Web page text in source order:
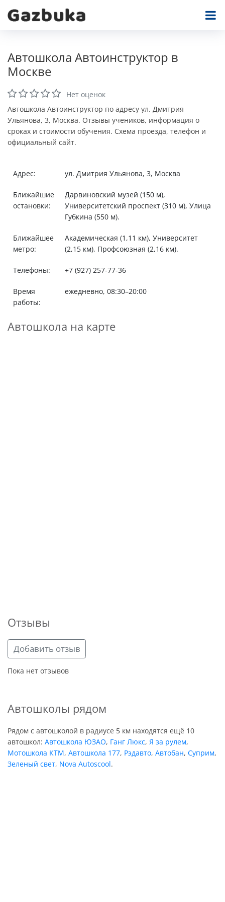
Автошкола Автоинструктор в
Москве
Нет оценок
Автошкола Автоинструктор по адресу ул. Дмитрия
Ульянова, 3, Москва. Отзывы учеников, информация о
сроках и стоимости обучения. Схема проезда, телефон и
официальный сайт.
Адрес: ул. Дмитрия Ульянова, 3, Москва
Ближайшие
остановки:
Дарвиновский музей (150 м),
Университетский проспект (310 м), Улица
Губкина (550 м).
Ближайшее
метро:
Академическая (1,11 км), Университет
(2,15 км), Профсоюзная (2,16 км).
Телефоны: +7 (927) 257-77-36
Время
работы:
ежедневно, 08:30–20:00
Автошкола на карте
Отзывы
Добавить отзыв
Пока нет отзывов
Автошколы рядом
Рядом с автошколой в радиусе 5 км находятся ещё 10
автошкол: Автошкола ЮЗАО, Ганг Люкс, Я за рулем,
Мотошкола КТМ, Автошкола 177, Рэдавто, Автобан, Суприм,
Зеленый свет, Nova Autoscool.